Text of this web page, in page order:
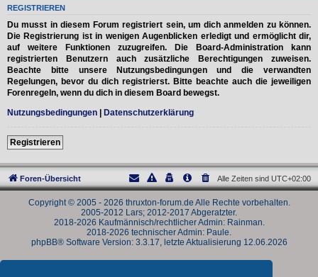
REGISTRIEREN
Du musst in diesem Forum registriert sein, um dich anmelden zu können.
Die Registrierung ist in wenigen Augenblicken erledigt und ermöglicht dir,
auf weitere Funktionen zuzugreifen. Die Board-Administration kann
registrierten Benutzern auch zusätzliche Berechtigungen zuweisen.
Beachte bitte unsere Nutzungsbedingungen und die verwandten
Regelungen, bevor du dich registrierst. Bitte beachte auch die jeweiligen
Forenregeln, wenn du dich in diesem Board bewegst.
Nutzungsbedingungen | Datenschutzerklärung
Registrieren
Foren-Übersicht Alle Zeiten sind UTC+02:00
Copyright © 2005 - 2026 thruxton-forum.de Alle Rechte vorbehalten.
2005-2012 Lars; 2012-2017 Abgeratzter.
2018-2026 Kaufmännisch/rechtlicher Admin: Rainman.
2018-2026 technischer Admin: Paule.
phpBB® Software Version: 3.3.17, letzte Aktualisierung 12.06.2026